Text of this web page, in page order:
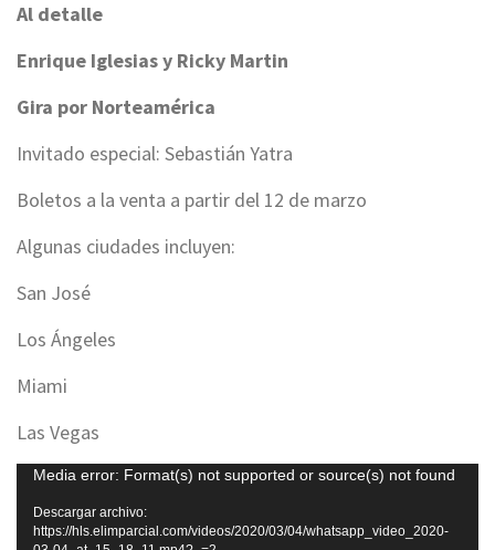
Al detalle
Enrique Iglesias y Ricky Martin
Gira por Norteamérica
Invitado especial: Sebastián Yatra
Boletos a la venta a partir del 12 de marzo
Algunas ciudades incluyen:
San José
Los Ángeles
Miami
Las Vegas
Reproductor
de
vídeo
Media error: Format(s) not supported or source(s) not found
Descargar archivo:
https://hls.elimparcial.com/videos/2020/03/04/whatsapp_video_2020-